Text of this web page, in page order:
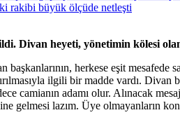
rakibi büyük ölçüde netleşti
Divan heyeti, yönetimin kölesi
başkanlarının, herkese eşit
ilgili bir madde vardı.
camianın adamı olur. Alınacak
gelmesi lazım. Üye olmayanların